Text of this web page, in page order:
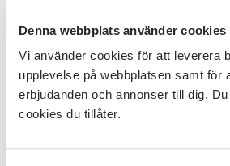
Denna webbplats använder cookies
Vi använder cookies för att leverera
upplevelse på webbplatsen samt för
erbjudanden och annonser till dig.
cookies du tillåter.
Stenstugans vänner guidar från 23
16.00-18.00 t.om 20 augusti 2026.
Ingen anmälan!
Läs mer på Föreningen
60 21 Enskild visning enligt